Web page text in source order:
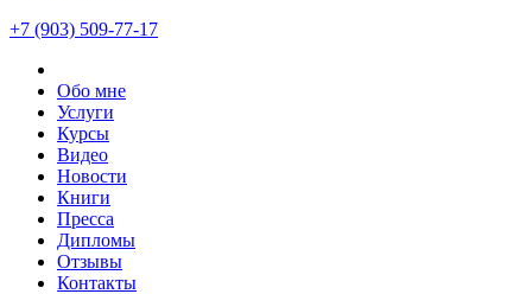
+7 (903) 509-77-17
Обо мне
Услуги
Курсы
Видео
Новости
Книги
Пресса
Дипломы
Отзывы
Контакты